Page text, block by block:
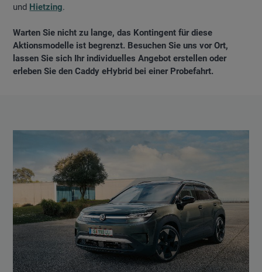
und Hietzing.
Warten Sie nicht zu lange, das Kontingent für diese
Aktionsmodelle ist begrenzt. Besuchen Sie uns vor Ort,
lassen Sie sich Ihr individuelles Angebot erstellen oder
erleben Sie den Caddy eHybrid bei einer Probefahrt.